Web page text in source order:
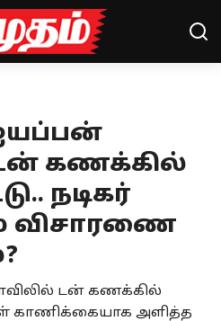
கணக்கில்
நடிகர்
விசாரணை
டன் கணக்கில்
காணிக்கையாக அளித்த